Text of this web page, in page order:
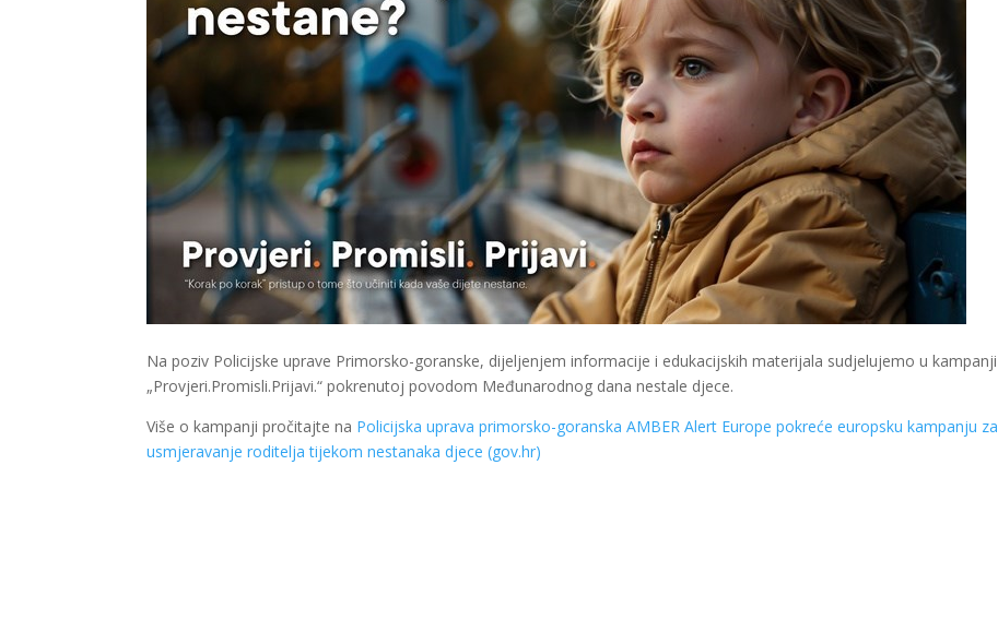
Na poziv Policijske uprave Primorsko-goranske, dijeljenjem informacije i edukacijskih materijala sudjelujemo u kampanji
„Provjeri.Promisli.Prijavi.“ pokrenutoj povodom Međunarodnog dana nestale djece.
Više o kampanji pročitajte na Policijska uprava primorsko-goranska AMBER Alert Europe pokreće europsku kampanju za
usmjeravanje roditelja tijekom nestanaka djece (gov.hr)